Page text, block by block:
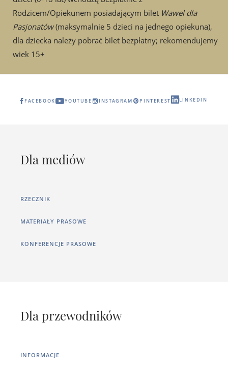
Rodzicem/Opiekunem posiadającym bilet Wawel dla
Pasjonatów(maksymalnie 5 dzieci na jednego opiekuna),
dla dziecka należy pobrać bilet bezpłatny; rekomendujemy
wiek 15+
FACEBOOK YOUTUBE INSTAGRAM PINTEREST LINKEDIN
Dla mediów
RZECZNIK
MATERIAŁY PRASOWE
KONFERENCJE PRASOWE
Dla przewodników
INFORMACJE